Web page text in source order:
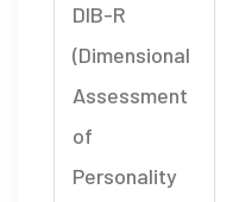
DIB-R
(Dimensional
Assessment
of
Personality